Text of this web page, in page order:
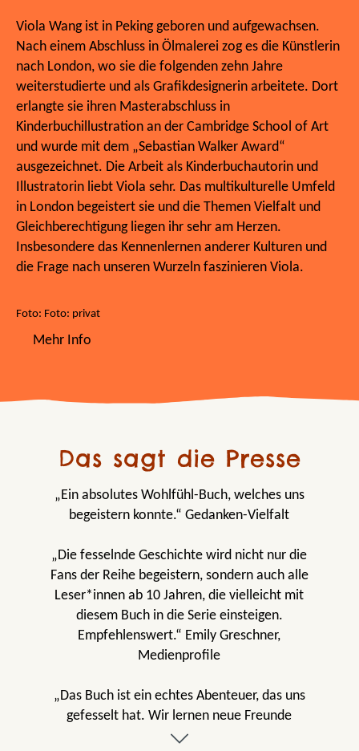
Viola Wang ist in Peking geboren und aufgewachsen.
Nach einem Abschluss in Ölmalerei zog es die Künstlerin
nach London, wo sie die folgenden zehn Jahre
weiterstudierte und als Grafikdesignerin arbeitete. Dort
erlangte sie ihren Masterabschluss in
Kinderbuchillustration an der Cambridge School of Art
und wurde mit dem „Sebastian Walker Award“
ausgezeichnet. Die Arbeit als Kinderbuchautorin und
Illustratorin liebt Viola sehr. Das multikulturelle Umfeld
in London begeistert sie und die Themen Vielfalt und
Gleichberechtigung liegen ihr sehr am Herzen.
Insbesondere das Kennenlernen anderer Kulturen und
die Frage nach unseren Wurzeln faszinieren Viola.
Foto: Foto: privat
Mehr Info
Das sagt die Presse
„Ein absolutes Wohlfühl-Buch, welches uns
begeistern konnte.“ Gedanken-Vielfalt
„Die fesselnde Geschichte wird nicht nur die
Fans der Reihe begeistern, sondern auch alle
Leser*innen ab 10 Jahren, die vielleicht mit
diesem Buch in die Serie einsteigen.
Empfehlenswert.“ Emily Greschner,
Medienprofile
„Das Buch ist ein echtes Abenteuer, das uns
gefesselt hat. Wir lernen neue Freunde
kennen, meistern Abenteuer und der